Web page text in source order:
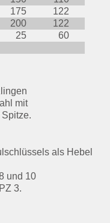
175
122
200
122
25
60
mit
als Hebel
und 10
3.